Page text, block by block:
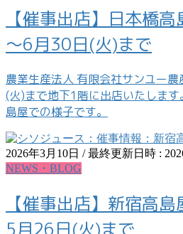
【催事出店】日本橋
～6月30日(火)まで
農業生産法人 有限会社サンユー
(火)まで地下1階に出店いたしま
島屋での様子です。
2026年3月10日 / 最終更新日時 :
NEWS・BLOG
【催事出店】新宿高
5月26日(火)まで